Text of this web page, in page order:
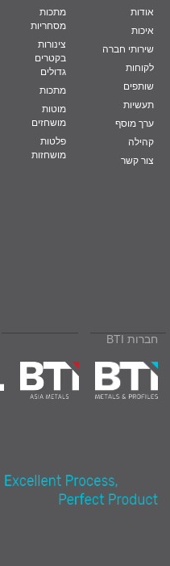
אודות
איכות
שירותי חברה
לקוחות
שותפים
תעשיות
ערך מוסף
קהילה
צור קשר
מתכות
מסחריות
צינורות
בקטרים
גדולים
מתכות
מוטות
מושחזים
פלטות
מושחזות
חברות BTI